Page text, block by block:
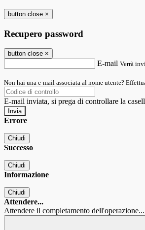
button close ×
Recupero password
button close ×
E-mail Verrà
Non hai una e-mail associata al nome utente?
E-mail inviata, si prega di controllare la
Errore
Chiudi
Successo
Chiudi
Informazione
Chiudi
Attendere...
Attendere il completamento dell'operazione...